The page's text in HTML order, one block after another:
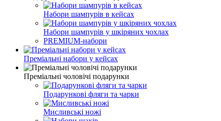
Набори шампурів в кейсах
Набори шампурів у шкіряних чохлах
PREMIUM-набори
Преміальні набори у кейсах
Преміальні чоловічі подарунки
Подарункові фляги та чарки
Мисливські ножі